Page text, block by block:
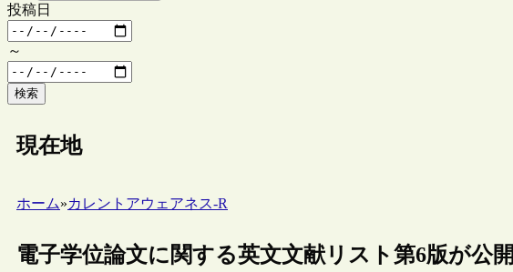
投稿日
～
検索
現在地
ホーム»カレントアウェアネス-R
電子学位論文に関する英文文献リスト第6版が公開